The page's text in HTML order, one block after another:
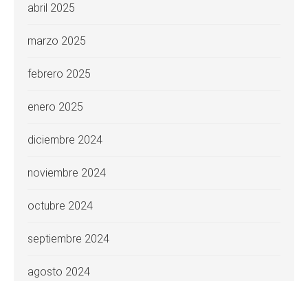
abril 2025
marzo 2025
febrero 2025
enero 2025
diciembre 2024
noviembre 2024
octubre 2024
septiembre 2024
agosto 2024